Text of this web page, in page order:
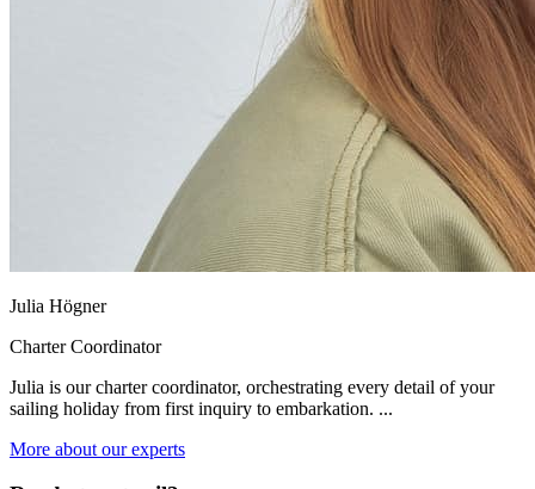
Julia Högner
Charter Coordinator
Julia is our charter coordinator, orchestrating every detail of your
sailing holiday from first inquiry to embarkation. ...
More about our experts